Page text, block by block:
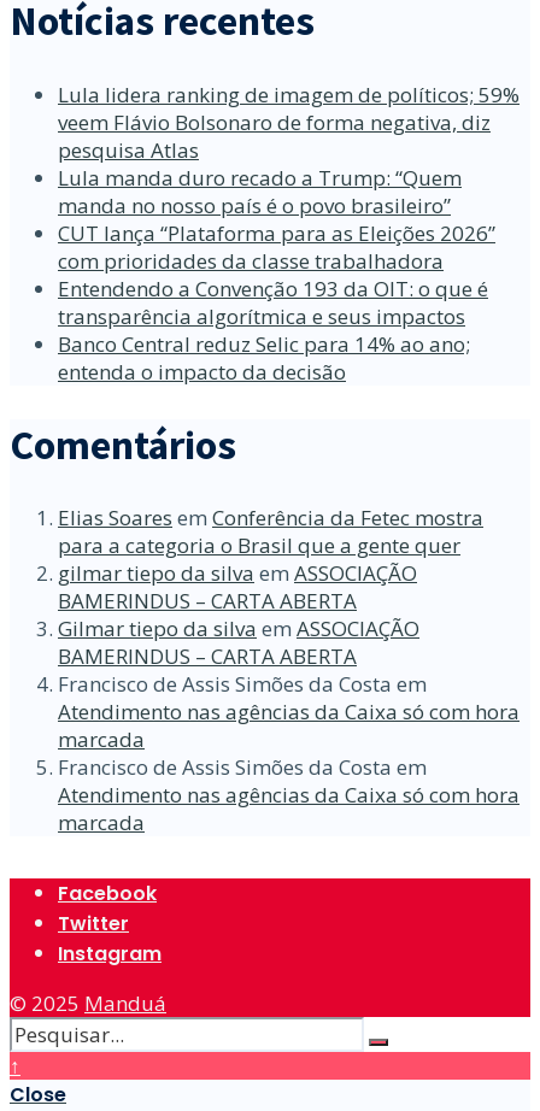
Notícias recentes
Lula lidera ranking de imagem de políticos; 59%
veem Flávio Bolsonaro de forma negativa, diz
pesquisa Atlas
Lula manda duro recado a Trump: “Quem
manda no nosso país é o povo brasileiro”
CUT lança “Plataforma para as Eleições 2026”
com prioridades da classe trabalhadora
Entendendo a Convenção 193 da OIT: o que é
transparência algorítmica e seus impactos
Banco Central reduz Selic para 14% ao ano;
entenda o impacto da decisão
Comentários
Elias Soares em Conferência da Fetec mostra
para a categoria o Brasil que a gente quer
gilmar tiepo da silva em ASSOCIAÇÃO
BAMERINDUS – CARTA ABERTA
Gilmar tiepo da silva em ASSOCIAÇÃO
BAMERINDUS – CARTA ABERTA
Francisco de Assis Simões da Costa em
Atendimento nas agências da Caixa só com hora
marcada
Francisco de Assis Simões da Costa em
Atendimento nas agências da Caixa só com hora
marcada
Facebook
Twitter
Instagram
© 2025 Manduá
↑
Close